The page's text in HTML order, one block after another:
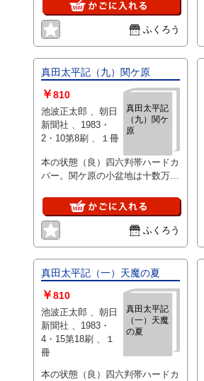
ラマを忍者の活躍をを配し関ヶ原
合戦大坂の陣などを舞台にふくろう
真田太平記（九）関ケ原
真田太平記
（九）関ケ
原
￥810
池波正太郎 、朝日
新聞社 、1983・
2・10第8刷 、１冊
本の状態（良）四六判帯ハードカ
バー。関ケ原の小盆地は十数万の
年九月十五日朝霧の中ではにまっ
た戦闘は
ふくろう
真田太平記（一）天魔の夏
真田太平記
（一）天魔
の夏
￥810
池波正太郎 、朝日
新聞社 、1983・
4・15第18刷 、１
冊
本の状態（良）四六判帯ハードカ